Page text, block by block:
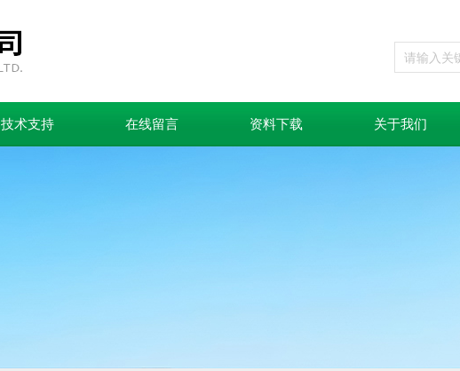
技术支持 在线留言 资料下载 关于我们